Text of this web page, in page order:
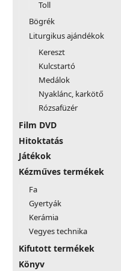
Toll
Bögrék
Liturgikus ajándékok
Kereszt
Kulcstartó
Medálok
Nyaklánc, karkötő
Rózsafüzér
Film DVD
Hitoktatás
Játékok
Kézműves termékek
Fa
Gyertyák
Kerámia
Vegyes technika
Kifutott termékek
Könyv